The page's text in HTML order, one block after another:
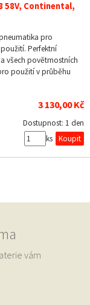
58V, Continental,
pro
Perfektní
všech povětrnostních
použití v průběhu
3 130,00 Kč
Dostupnost: 1 den
ks
vám